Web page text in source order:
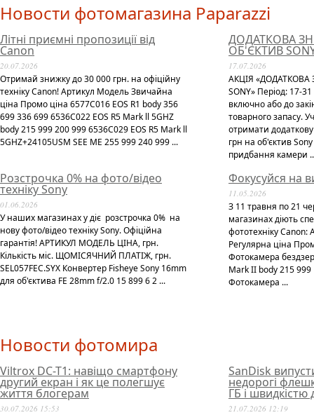
Новости фотомагазина Paparazzi
Літні приємні пропозиції від
Canon
20.07.2026
Отримай знижку до 30 000 грн. на офіційну
техніку Canon! Артикул Модель Звичайна
ціна Промо ціна 6577C016 EOS R1 body 356
699 336 699 6536C022 EOS R5 Mark ll 5GHZ
body 215 999 200 999 6536C029 EOS R5 Mark ll
5GHZ+24105USM SEE ME 255 999 240 999 ...
ДОДАТКОВА
ОБ'ЄКТИВ
17.07.2026
АКЦІЯ
SONY» Період: 17-
включно або до
товарного запасу.
отримати
грн на об'єктив
придбання камери
Розстрочка 0% на фото/відео
техніку Sony
01.06.2026
У наших магазинах у діє розстрочка 0% на
нову фото/відео техніку Sony. Офіційна
гарантія! АРТИКУЛ МОДЕЛЬ ЦІНА, грн.
Кількість міс. ЩОМІСЯЧНИЙ ПЛАТІЖ, грн.
SEL057FEC.SYX Конвертер Fisheye Sony 16mm
для об'єктива FE 28mm f/2.0 15 899 6 2 ...
Фокусуйся на
11.05.2026
З 11 травня по 21
магазинах діють
фототехніку
Регулярна ціна
Фотокамера
Mark II body 215
Фотокамера ...
Новости фотомира
Viltrox DC-T1: навіщо смартфону
другий екран і як це полегшує
життя блогерам
30.07.2026 15:53
SanDisk
недорогі
ГБ і
21.07.2026 12:19